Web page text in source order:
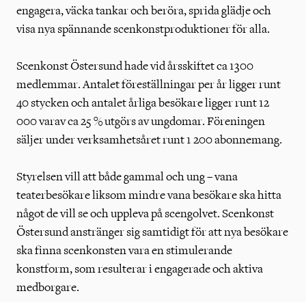
engagera, väcka tankar och beröra, sprida glädje och
visa nya spännande scenkonstproduktioner för alla.
Scenkonst Östersund hade vid årsskiftet ca 1300
medlemmar. Antalet föreställningar per år ligger runt
40 stycken och antalet årliga besökare ligger runt 12
000 varav ca 25 % utgörs av ungdomar. Föreningen
säljer under verksamhetsåret runt 1 200 abonnemang.
Styrelsen vill att både gammal och ung – vana
teaterbesökare liksom mindre vana besökare ska hitta
något de vill se och uppleva på scengolvet. Scenkonst
Östersund anstränger sig samtidigt för att nya besökare
ska finna scenkonsten vara en stimulerande
konstform, som resulterar i engagerade och aktiva
medborgare.